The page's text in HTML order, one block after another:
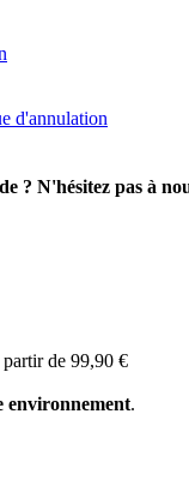
d'annulation
? N'hésitez pas à
partir de 99,90 €
environnement.